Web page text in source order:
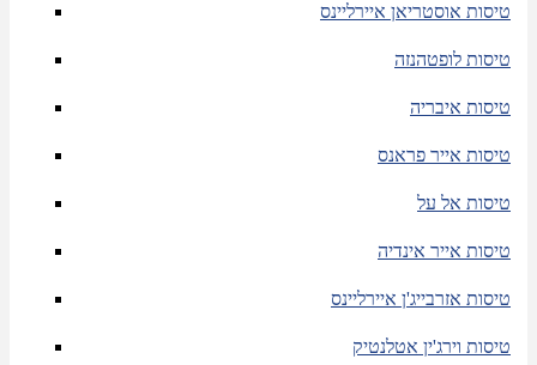
טיסות אוסטריאן איירליינס
טיסות לופטהנזה
טיסות איבריה
טיסות אייר פראנס
טיסות אל על
טיסות אייר אינדיה
טיסות אזרבייג'ן איירליינס
טיסות וירג'ין אטלנטיק